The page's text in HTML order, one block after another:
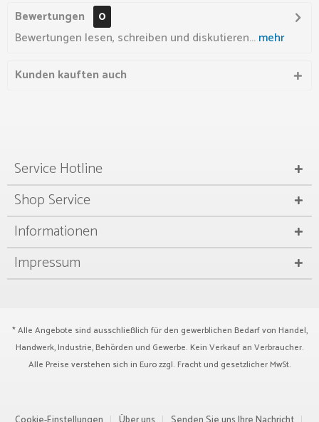
Bewertungen
0
Bewertungen lesen, schreiben und diskutieren...mehr
Kunden kauften auch
Service Hotline
Shop Service
Informationen
Impressum
* Alle Angebote sind ausschließlich für den gewerblichen Bedarf von Handel,
Handwerk, Industrie, Behörden und Gewerbe. Kein Verkauf an Verbraucher.
Alle Preise verstehen sich in Euro zzgl. Frachtund gesetzlicher MwSt.